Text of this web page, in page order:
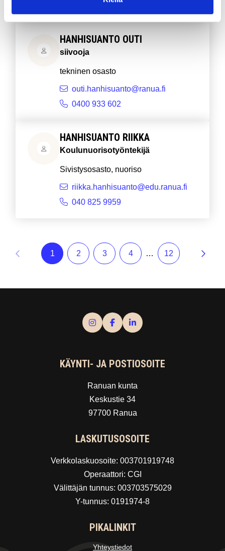
HANHISUANTO OUTI
siivooja
tekninen osasto
outi.hanhisuanto@ranua.fi
0400 933 602
HANHISUANTO RIIKKA
Koulunuorisotyöntekijä
Sivistysosasto, nuoriso
riikka.hanhisuanto@edu.ranua.fi
040 825 9959
Sivu
1, Aktiivinen sivu
Sivu
2 Sivu
3 Sivu
4 … Sivu
12
KÄYNTI- JA POSTIOSOITE
Ranuan kunta
Keskustie 34
97700 Ranua
LASKUTUSOSOITE
Verkkolaskuosoite: 003701919748
Operaattori: CGI
Välittäjän tunnus: 003703575029
Y-tunnus: 0191974-8
PIKALINKIT
Yhteystiedot